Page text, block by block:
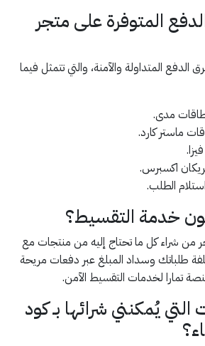
المتوفرة على متجر
الدفع المتداولة والآمنة، والتي تتمثل فيما
مدى.
ماستر كارد.
اكسبرس.
الطلب.
خدمة التقسيط؟
من شراء كل ما تحتاج إليه من منتجات مع
طلباتك وسداد المبلغ عبر دفعات مريحة
تمارا لخدمات التقسيط الآمن.
يُمكنني شرائها بـ كود